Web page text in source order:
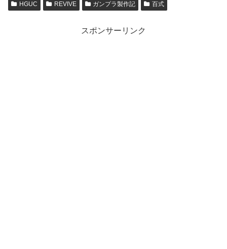
HGUC REVIVE ガンプラ製作記 百式
スポンサーリンク